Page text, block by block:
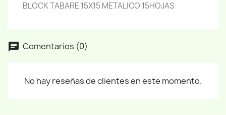
BLOCK TABARE 15X15 METALICO 15HOJAS
Comentarios (0)
No hay reseñas de clientes en este momento.